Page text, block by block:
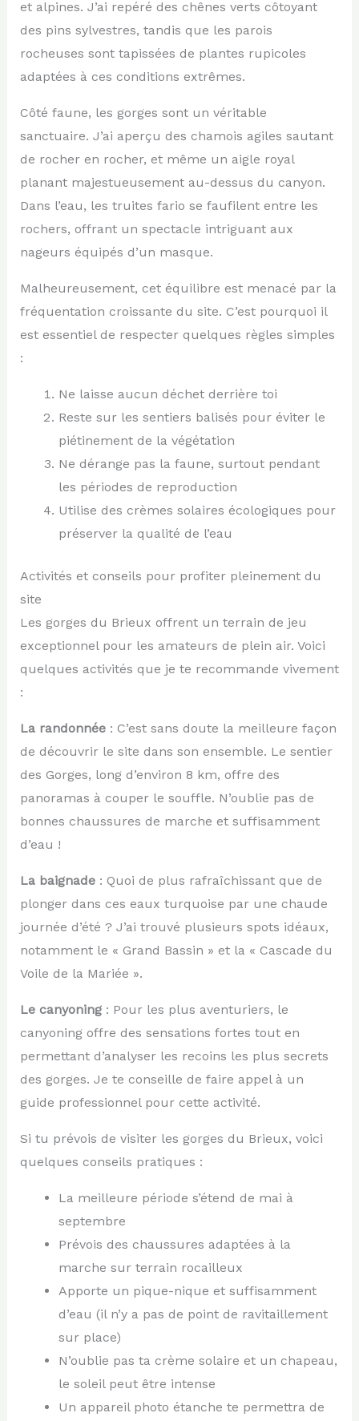
et alpines. J’ai repéré des chênes verts côtoyant
des pins sylvestres, tandis que les parois
rocheuses sont tapissées de plantes rupicoles
adaptées à ces conditions extrêmes.
Côté faune, les gorges sont un véritable
sanctuaire. J’ai aperçu des chamois agiles sautant
de rocher en rocher, et même un aigle royal
planant majestueusement au-dessus du canyon.
Dans l’eau, les truites fario se faufilent entre les
rochers, offrant un spectacle intriguant aux
nageurs équipés d’un masque.
Malheureusement, cet équilibre est menacé par la
fréquentation croissante du site. C’est pourquoi il
est essentiel de respecter quelques règles simples
:
Ne laisse aucun déchet derrière toi
Reste sur les sentiers balisés pour éviter le
piétinement de la végétation
Ne dérange pas la faune, surtout pendant
les périodes de reproduction
Utilise des crèmes solaires écologiques pour
préserver la qualité de l’eau
Activités et conseils pour profiter pleinement du
site
Les gorges du Brieux offrent un terrain de jeu
exceptionnel pour les amateurs de plein air. Voici
quelques activités que je te recommande vivement
:
La randonnée: C’est sans doute la meilleure façon
de découvrir le site dans son ensemble. Le sentier
des Gorges, long d’environ 8 km, offre des
panoramas à couper le souffle. N’oublie pas de
bonnes chaussures de marche et suffisamment
d’eau !
La baignade: Quoi de plus rafraîchissant que de
plonger dans ces eaux turquoise par une chaude
journée d’été ? J’ai trouvé plusieurs spots idéaux,
notamment le « Grand Bassin » et la « Cascade du
Voile de la Mariée ».
Le canyoning: Pour les plus aventuriers, le
canyoning offre des sensations fortes tout en
permettant d’analyser les recoins les plus secrets
des gorges. Je te conseille de faire appel à un
guide professionnel pour cette activité.
Si tu prévois de visiter les gorges du Brieux, voici
quelques conseils pratiques :
La meilleure période s’étend de mai à
septembre
Prévois des chaussures adaptées à la
marche sur terrain rocailleux
Apporte un pique-nique et suffisamment
d’eau (il n’y a pas de point de ravitaillement
sur place)
N’oublie pas ta crème solaire et un chapeau,
le soleil peut être intense
Un appareil photo étanche te permettra de